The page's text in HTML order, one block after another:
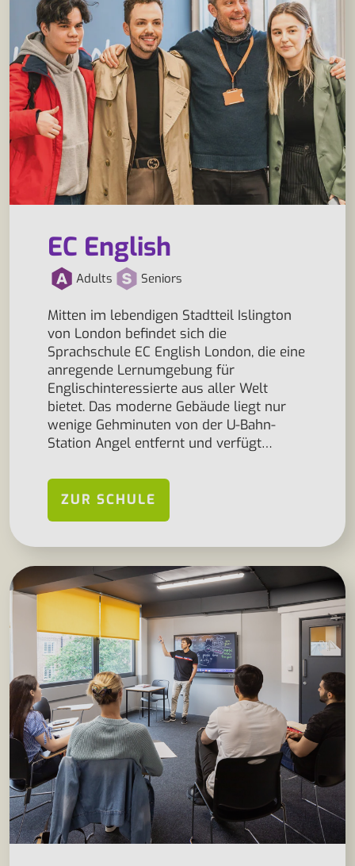
EC English
Adults Seniors
Mitten im lebendigen Stadtteil Islington
von London befindet sich die
Sprachschule EC English London, die eine
anregende Lernumgebung für
Englischinteressierte aus aller Welt
bietet. Das moderne Gebäude liegt nur
wenige Gehminuten von der U-Bahn-
Station Angel entfernt und verfügt…
ZUR SCHULE